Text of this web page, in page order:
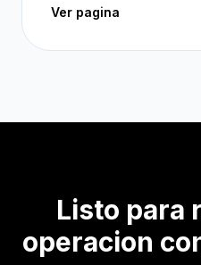
Ver pagina
Listo para
operacion